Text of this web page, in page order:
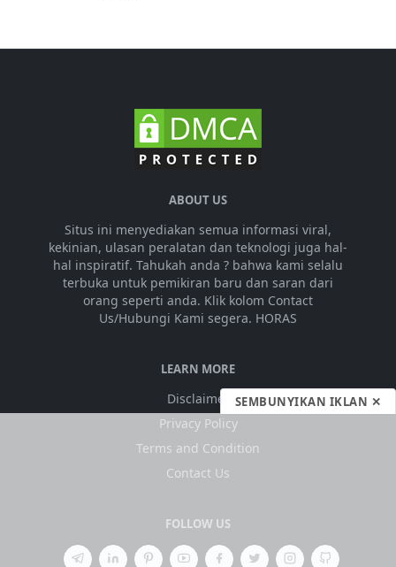
ABOUT US
Situs ini menyediakan semua informasi viral,
kekinian, ulasan peralatan dan teknologi juga hal-
hal inspiratif. Tahukah anda ? bahwa kami selalu
terbuka untuk pemikiran baru dan saran dari
orang seperti anda. Klik kolom Contact
Us/Hubungi Kami segera. HORAS
LEARN MORE
Disclaimer
Privacy Policy
Terms and Condition
Contact Us
FOLLOW US
SEMBUNYIKAN IKLAN ✕